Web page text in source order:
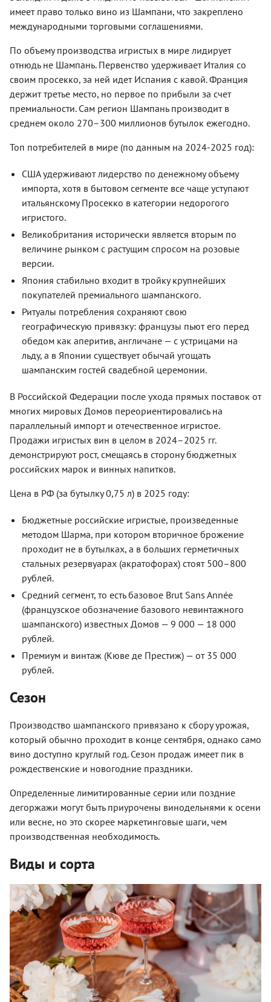
имеет право только вино из Шампани, что закреплено
международными торговыми соглашениями.
По объему производства игристых в мире лидирует
отнюдь не Шампань. Первенство удерживает Италия со
своим просекко, за ней идет Испания с кавой. Франция
держит третье место, но первое по прибыли за счет
премиальности. Сам регион Шампань производит в
среднем около 270–300 миллионов бутылок ежегодно.
Топ потребителей в мире (по данным на 2024-2025 год):
США удерживают лидерство по денежному объему
импорта, хотя в бытовом сегменте все чаще уступают
итальянскому Просекко в категории недорогого
игристого.
Великобритания исторически является вторым по
величине рынком с растущим спросом на розовые
версии.
Япония стабильно входит в тройку крупнейших
покупателей премиального шампанского.
Ритуалы потребления сохраняют свою
географическую привязку: французы пьют его перед
обедом как аперитив, англичане — с устрицами на
льду, а в Японии существует обычай угощать
шампанским гостей свадебной церемонии.
В Российской Федерации после ухода прямых поставок от
многих мировых Домов переориентировались на
параллельный импорт и отечественное игристое.
Продажи игристых вин в целом в 2024–2025 гг.
демонстрируют рост, смещаясь в сторону бюджетных
российских марок и винных напитков.
Цена в РФ (за бутылку 0,75 л) в 2025 году:
Бюджетные российские игристые, произведенные
методом Шарма, при котором вторичное брожение
проходит не в бутылках, а в больших герметичных
стальных резервуарах (акратофорах) стоят 500–800
рублей.
Средний сегмент, то есть базовое Brut Sans Année
(французское обозначение базового невинтажного
шампанского) известных Домов — 9 000 — 18 000
рублей.
Премиум и винтаж (Кюве де Престиж) — от 35 000
рублей.
Сезон
Производство шампанского привязано к сбору урожая,
который обычно проходит в конце сентября, однако само
вино доступно круглый год. Сезон продаж имеет пик в
рождественские и новогодние праздники.
Определенные лимитированные серии или поздние
дегоржажи могут быть приурочены винодельнями к осени
или весне, но это скорее маркетинговые шаги, чем
производственная необходимость.
Виды и сорта